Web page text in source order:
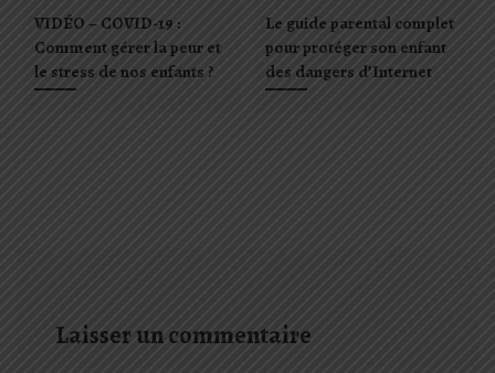
VIDÉO – COVID-19 :
Comment gérer la peur et
le stress de nos enfants ?
Le guide parental complet
pour protéger son enfant
des dangers d’Internet
Laisser un commentaire